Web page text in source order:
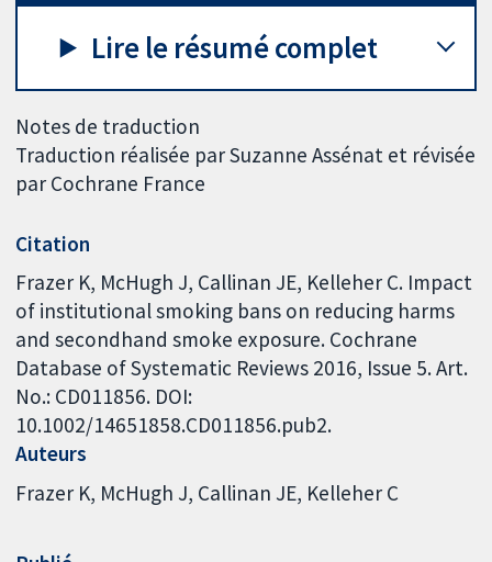
Lire le résumé complet
Notes de traduction
Traduction réalisée par Suzanne Assénat et révisée
par Cochrane France
Citation
Frazer K, McHugh J, Callinan JE, Kelleher C. Impact
of institutional smoking bans on reducing harms
and secondhand smoke exposure. Cochrane
Database of Systematic Reviews 2016, Issue 5. Art.
No.: CD011856. DOI:
10.1002/14651858.CD011856.pub2.
Auteurs
Frazer K McHugh J Callinan JE Kelleher C